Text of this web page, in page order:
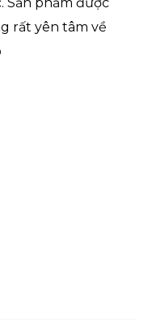
rất yên tâm về